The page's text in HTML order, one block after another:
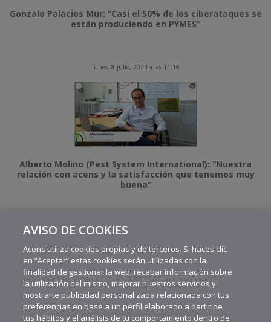
Gonzalo Palacios Mur: “Casi el 50% de los ciberataques se
están produciendo en PYMES”
lunes, 8 julio, 2024 a las 11:16
Alberto Molino (Pest System International): “Nuestra
relación con acens y la satisfacción que tenemos muy
buena”
MÁS VIDEOS RECIENTES
AVISO DE COOKIES
Acens utiliza cookies propias y de terceros. Si haces clic
en “Aceptar” estas cookies serán utilizadas con la
finalidad de gestionar la web, recabar información sobre
la utilización del mismo, mejorar nuestros servicios y
mostrarte publicidad personalizada relacionada con tus
preferencias en base a un perfil elaborado a partir de
tus hábitos y el análisis de tu comportamiento dentro de